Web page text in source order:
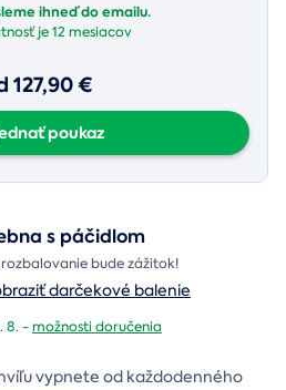
ihneď do emailu.
je12 mesiacov
127,90 €
poukaz
s páčidlom
rozbalovanie bude zážitok!
darčekové balenie
8. -možnosti doručenia
vypnete od každodenného